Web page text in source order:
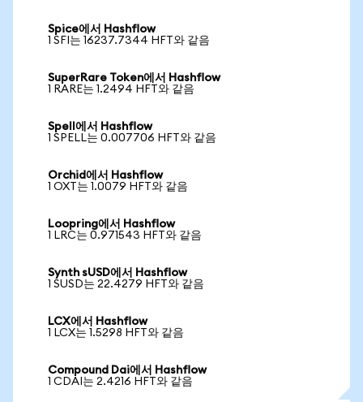
Spice에서 Hashflow
1 SFI는 16237.7344 HFT와 같음
SuperRare Token에서 Hashflow
1 RARE는 1.2494 HFT와 같음
Spell에서 Hashflow
1 SPELL는 0.007706 HFT와 같음
Orchid에서 Hashflow
1 OXT는 1.0079 HFT와 같음
Loopring에서 Hashflow
1 LRC는 0.971543 HFT와 같음
Synth sUSD에서 Hashflow
1 SUSD는 22.4279 HFT와 같음
LCX에서 Hashflow
1 LCX는 1.5298 HFT와 같음
Compound Dai에서 Hashflow
1 CDAI는 2.4216 HFT와 같음